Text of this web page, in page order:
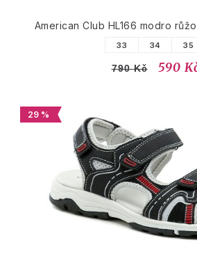
American Club HL166 modro
33 34 35
790 Kč 590
29 %